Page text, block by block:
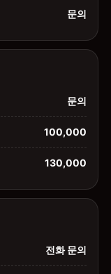
문의
문의
100,000
130,000
전화 문의